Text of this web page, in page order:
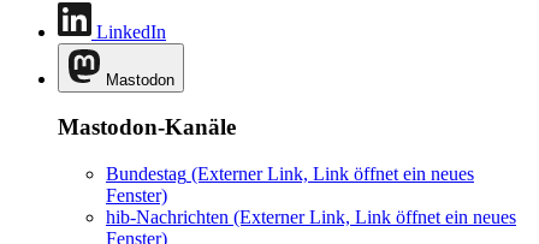
LinkedIn
Mastodon
Mastodon-Kanäle
Bundestag (Externer Link, Link öffnet ein neues
Fenster)
hib-Nachrichten (Externer Link, Link öffnet ein neues
Fenster)